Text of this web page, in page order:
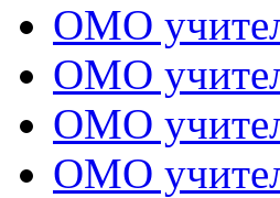
ОМО
ОМО
ОМО
ОМО